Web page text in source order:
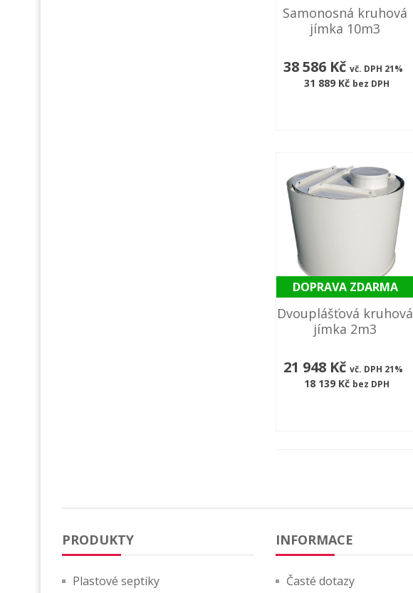
Samonosná kruhová
jímka 10m3
38 586 Kč vč. DPH 21%
31 889 Kč bez DPH
DOPRAVA ZDARMA
Dvouplášťová kruhová
jímka 2m3
21 948 Kč vč. DPH 21%
18 139 Kč bez DPH
PRODUKTY
Plastové septiky
INFORMACE
Časté dotazy